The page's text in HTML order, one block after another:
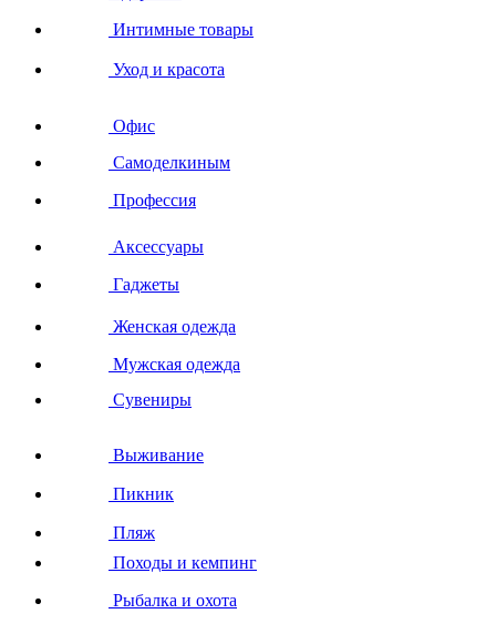
Интимные товары
Уход и красота
Офис
Самоделкиным
Профессия
Аксессуары
Гаджеты
Женская одежда
Мужская одежда
Сувениры
Выживание
Пикник
Пляж
Походы и кемпинг
Рыбалка и охота